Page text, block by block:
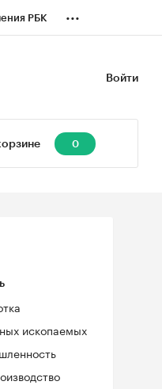
РБК ...
Войти
0
ископаемых